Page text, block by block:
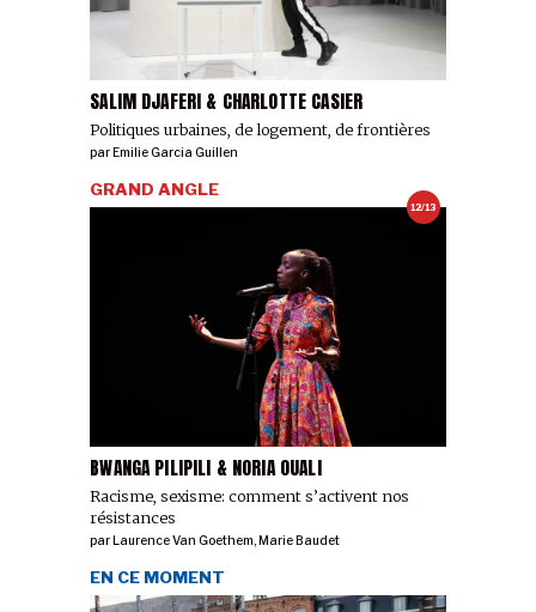
SALIM DJAFERI & CHARLOTTE CASIER
Politiques urbaines, de logement, de frontières
par Emilie Garcia Guillen
12/13
BWANGA PILIPILI & NORIA OUALI
Racisme, sexisme: comment s’activent nos
résistances
GRAND ANGLE
parLaurence Van Goethem,Marie Baudet
EN CE MOMENT